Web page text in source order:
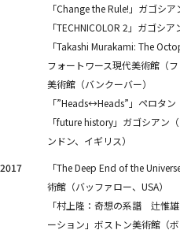
「Change the Rule!」ガゴシア
「TECHNICOLOR 2」ガゴシア
「Takashi Murakami: The
フォートワース現代美術館（
美術館（バンクーバー）
「”Heads↔︎Heads”」ペロタン
「future history」ガゴシアン
ンドン、イギリス）
2017
「The Deep End of the
術館（バッファロー、USA）
「村上隆：奇想の系譜 辻惟
ーション」ボストン美術館（ボ